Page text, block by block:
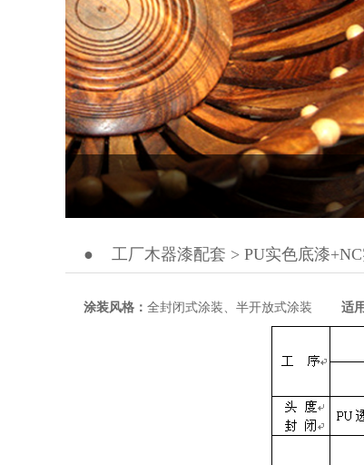
● 工厂木器漆配套 > PU实色底漆
涂装风格： 全封闭式涂装、半开放式涂装 适